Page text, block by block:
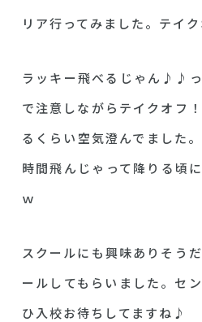
リア行ってみました。テイ
ラッキー飛べるじゃん♪♪
で注意しながらテイクオフ
るくらい空気澄んでました
時間飛んじゃって降りる頃
ｗ
スクールにも興味ありそう
ールしてもらいました。セ
ひ入校お待ちしてますね♪